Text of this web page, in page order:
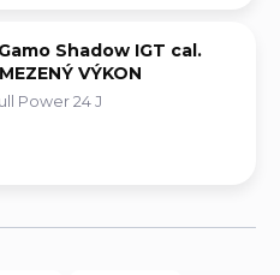
Shadow IGT cal.
VÝKON
Power 24 J